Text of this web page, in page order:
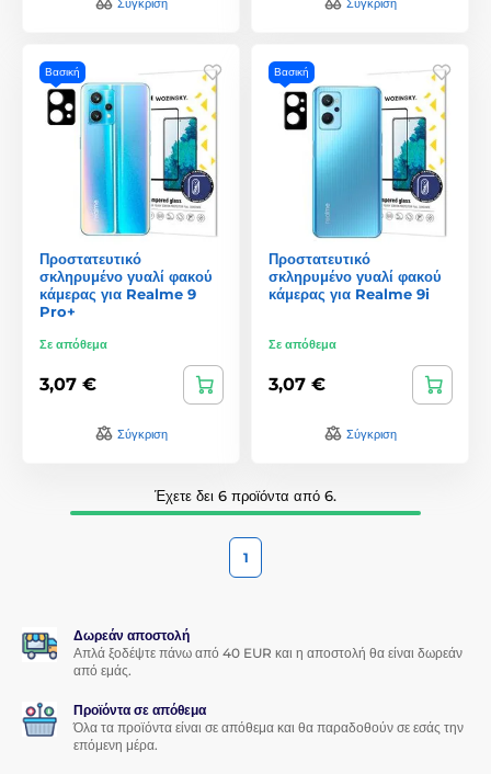
Βασική
Προστατευτικό
σκληρυμένο γυαλί φακού
κάμερας για Realme 9
Pro+
Σε απόθεμα
3,07 €
Σύγκριση
Βασική
Προστατευτικό
σκληρυμένο γυαλί φακού
κάμερας για Realme 9i
Σε απόθεμα
3,07 €
Σύγκριση
Έχετε δει 6 προϊόντα από 6.
1
Δωρεάν αποστολή
Απλά ξοδέψτε πάνω από 40 EUR και η αποστολή θα είναι δωρεάν
από εμάς.
Προϊόντα σε απόθεμα
Όλα τα προϊόντα είναι σε απόθεμα και θα παραδοθούν σε εσάς την
επόμενη μέρα.